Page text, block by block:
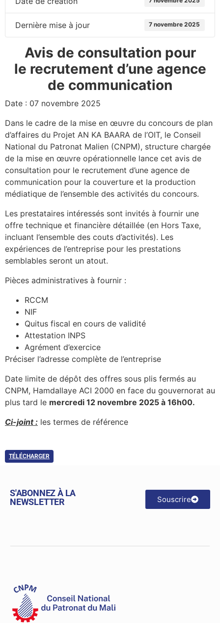
Dernière mise à jour 7 novembre 2025
Avis de consultation pour
le recrutement d’une agence
de communication
Date : 07 novembre 2025
Dans le cadre de la mise en œuvre du concours de plan
d’affaires du Projet AN KA BAARA de l’OIT, le Conseil
National du Patronat Malien (CNPM), structure chargée
de la mise en œuvre opérationnelle lance cet avis de
consultation pour le recrutement d’une agence de
communication pour la couverture et la production
médiatique de l’ensemble des activités du concours.
Les prestataires intéressés sont invités à fournir une
offre technique et financière détaillée (en Hors Taxe,
incluant l’ensemble des couts d’activités). Les
expériences de l’entreprise pour les prestations
semblables seront un atout.
Pièces administratives à fournir :
RCCM
NIF
Quitus fiscal en cours de validité
Attestation INPS
Agrément d’exercice
Préciser l’adresse complète de l’entreprise
Date limite de dépôt des offres sous plis fermés au
CNPM, Hamdallaye ACI 2000 en face du gouvernorat au
plus tard le mercredi 12 novembre 2025 à 16h00.
Ci-joint : les termes de référence
TÉLÉCHARGER
S'ABONNEZ À LA
NEWSLETTER
Souscrire